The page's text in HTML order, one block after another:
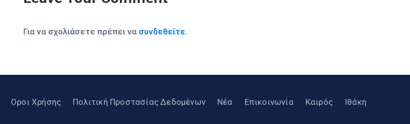
Για να σχολιάσετε πρέπει να συνδεθείτε.
Οροι Χρήσης Πολιτική Προστασίας Δεδομένων Νέα Επικοινωνία Καιρός Ιθάκη